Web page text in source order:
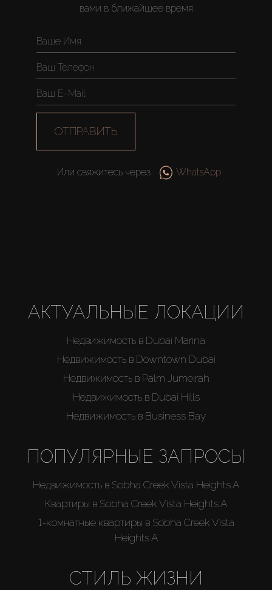
вами в ближайшее время
ОТПРАВИТЬ
Или свяжитесь через WhatsApp
АКТУАЛЬНЫЕ ЛОКАЦИИ
Недвижимость в Dubai Marina
Недвижимость в Downtown Dubai
Недвижимость в Palm Jumeirah
Недвижимость в Dubai Hills
Недвижимость в Business Bay
ПОПУЛЯРНЫЕ ЗАПРОСЫ
Недвижимость в Sobha Creek Vista Heights A
Квартиры в Sobha Creek Vista Heights A
1-комнатные квартиры в Sobha Creek Vista
Heights A
СТИЛЬ ЖИЗНИ